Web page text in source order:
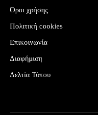
Όροι χρήσης
Πολιτική cookies
Επικοινωνία
Διαφήμιση
Δελτία Τύπου